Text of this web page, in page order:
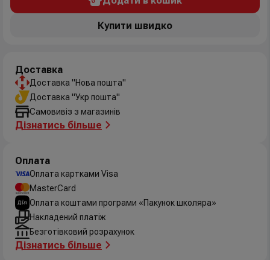
Купити швидко
Доставка
Доставка "Нова пошта"
Доставка "Укр пошта"
Самовивіз з магазинів
Дізнатись більше
Оплата
Оплата картками Visa
MasterCard
Оплата коштами програми «Пакунок школяра»
Накладений платіж
Безготівковий розрахунок
Дізнатись більше